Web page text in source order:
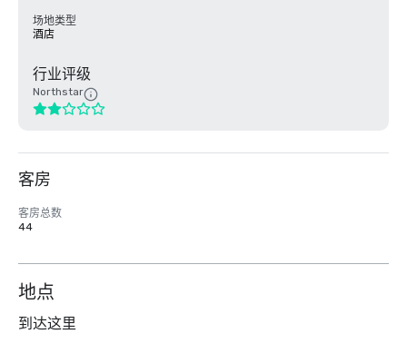
场地类型
酒店
行业评级
Northstar
客房
客房总数
44
地点
到达这里